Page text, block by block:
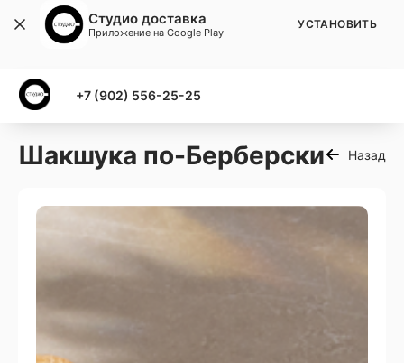
+7 (902) 556-25-25
Шакшука по-Берберски Назад
Студио доставка
Приложение на Google Play
УСТАНОВИТЬ